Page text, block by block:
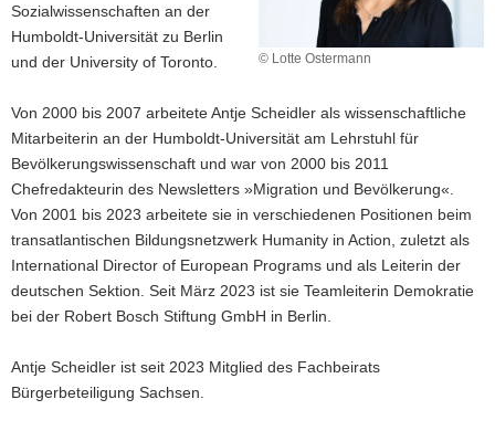
© Lotte Ostermann
Sozialwissenschaften an der
Humboldt-Universität zu Berlin
und der University of Toronto.
Von 2000 bis 2007 arbeitete Antje Scheidler als wissenschaftliche
Mitarbeiterin an der Humboldt-Universität am Lehrstuhl für
Bevölkerungswissenschaft und war von 2000 bis 2011
Chefredakteurin des Newsletters »Migration und Bevölkerung«.
Von 2001 bis 2023 arbeitete sie in verschiedenen Positionen beim
transatlantischen Bildungsnetzwerk Humanity in Action, zuletzt als
International Director of European Programs und als Leiterin der
deutschen Sektion. Seit März 2023 ist sie Teamleiterin Demokratie
bei der Robert Bosch Stiftung GmbH in Berlin.
Antje Scheidler ist seit 2023 Mitglied des Fachbeirats
Bürgerbeteiligung Sachsen.